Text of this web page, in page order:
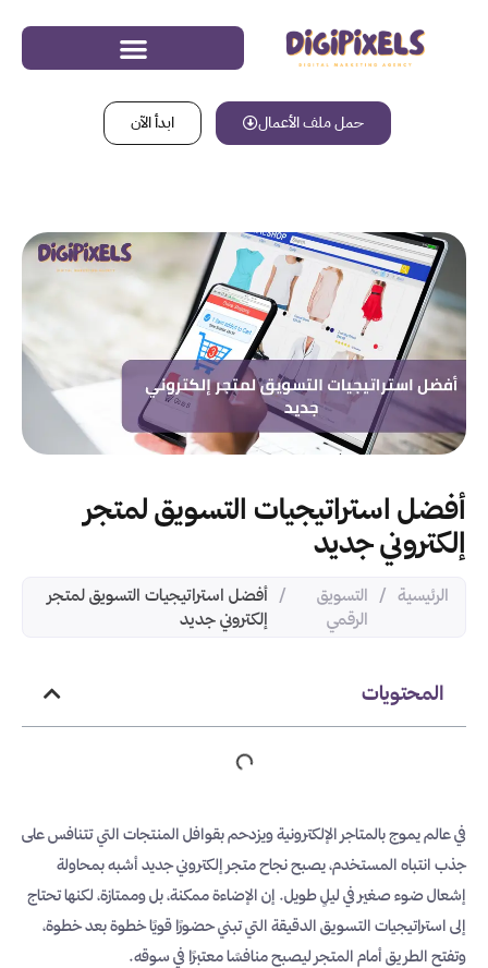
حمل ملف الأعمال ابدأ الآن
أفضل استراتيجيات التسويق لمتجر
إلكتروني جديد
الرئيسية /
التسويق
الرقمي
/ أفضل استراتيجيات التسويق لمتجر
إلكتروني جديد
المحتويات
في عالم يموج بالمتاجر الإلكترونية ويزدحم بقوافل المنتجات التي تتنافس على
جذب انتباه المستخدم، يصبح نجاح متجر إلكتروني جديد أشبه بمحاولة
إشعال ضوء صغير في ليلٍ طويل. إن الإضاءة ممكنة، بل وممتازة، لكنها تحتاج
إلى استراتيجيات التسويق الدقيقة التي تبني حضورًا قويًا خطوة بعد خطوة،
وتفتح الطريق أمام المتجر ليصبح منافسًا معتبرًا في سوقه.